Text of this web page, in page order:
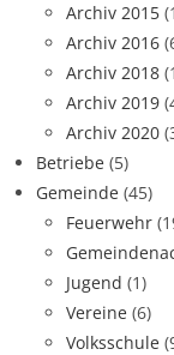
Archiv 2015
Archiv 2016
Archiv 2018
Archiv 2019
Archiv 2020
Betriebe (5)
Gemeinde (45)
Feuerwehr
Jugend (1)
Vereine (6)
Volksschule